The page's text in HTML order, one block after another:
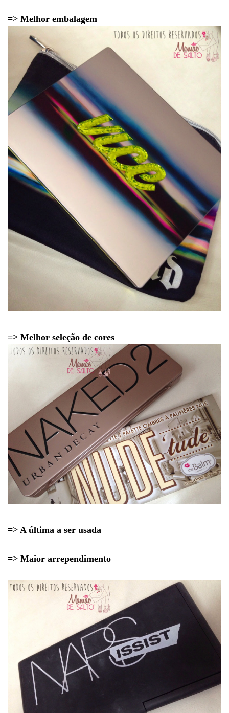
=> Melhor embalagem
=> Melhor seleção de cores
=> A última a ser usada
=> Maior arrependimento